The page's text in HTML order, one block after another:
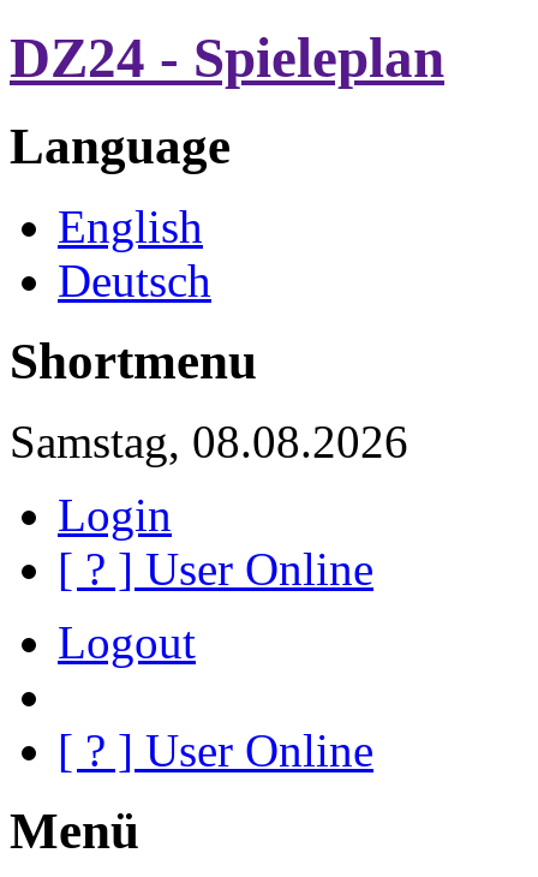
DZ24 - Spieleplan
Language
English
Deutsch
Shortmenu
Samstag, 08.08.2026
Login
[ ? ] User Online
Logout
[ ? ] User Online
Menü